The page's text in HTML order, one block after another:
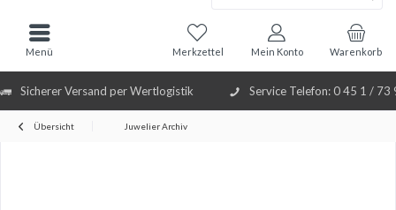
Sicherer Versand per Wertlogistik Service Telefon: 0 45 1 / 73
Warenkorb
Merkzettel Mein Konto
Menü
Übersicht Juwelier Archiv